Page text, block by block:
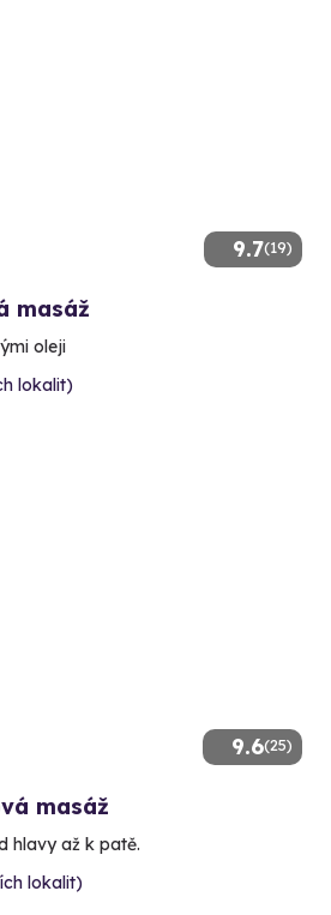
9.7(19)
masáž
oleji
lokalit)
9.6(25)
masáž
hlavy až k patě.
lokalit)